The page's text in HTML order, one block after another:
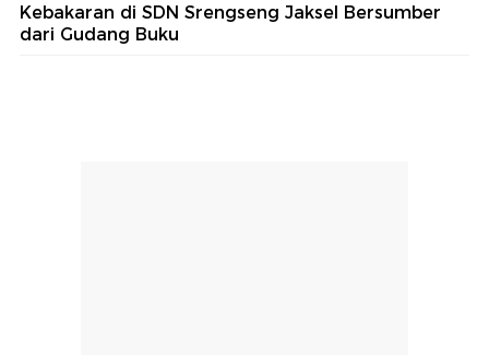
Kebakaran di SDN Srengseng Jaksel Bersumber
dari Gudang Buku